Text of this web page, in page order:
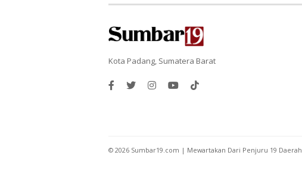
Kota Padang, Sumatera Barat
© 2026 Sumbar19.com | Mewartakan Dari Penjuru 19 Daerah